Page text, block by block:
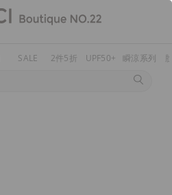
SALE 2件5折 UPF50+ 瞬涼系列